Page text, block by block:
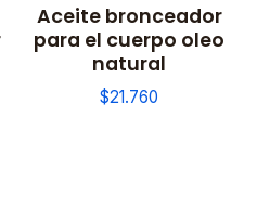
Aceite bronceador
para el cuerpo oleo
natural
$21.760